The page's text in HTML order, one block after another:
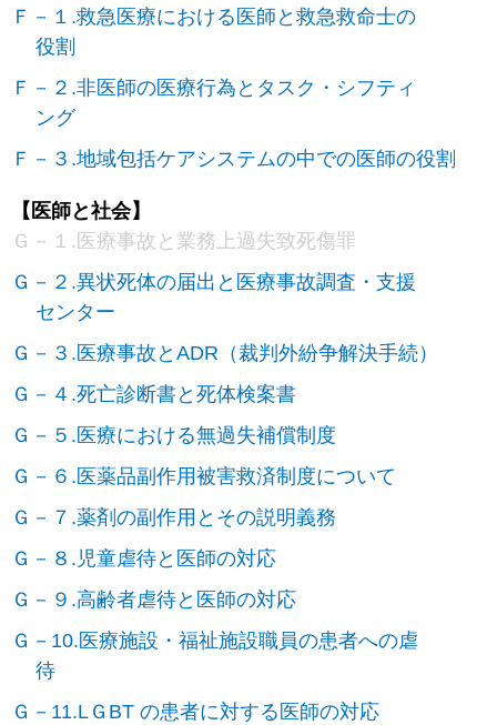
Ｆ－１.救急医療における医師と救急救命士の
役割
Ｆ－２.非医師の医療行為とタスク・シフティ
ング
Ｆ－３.地域包括ケアシステムの中での医師の役割
【医師と社会】
Ｇ－１.医療事故と業務上過失致死傷罪
Ｇ－２.異状死体の届出と医療事故調査・支援
センター
Ｇ－３.医療事故とADR（裁判外紛争解決手続）
Ｇ－４.死亡診断書と死体検案書
Ｇ－５.医療における無過失補償制度
Ｇ－６.医薬品副作用被害救済制度について
Ｇ－７.薬剤の副作用とその説明義務
Ｇ－８.児童虐待と医師の対応
Ｇ－９.高齢者虐待と医師の対応
Ｇ－10.医療施設・福祉施設職員の患者への虐
待
Ｇ－11.LＧBT の患者に対する医師の対応